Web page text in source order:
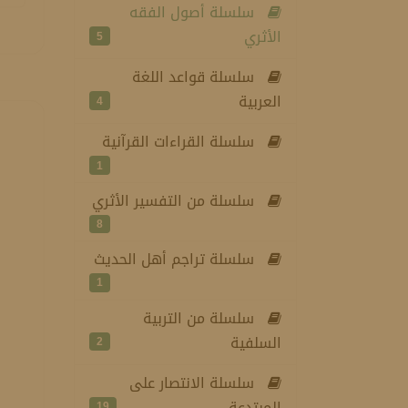
سلسلة أصول الفقه
الأثري
5
سلسلة قواعد اللغة
العربية
4
سلسلة القراءات القرآنية
1
سلسلة من التفسير الأثري
8
سلسلة تراجم أهل الحديث
1
سلسلة من التربية
السلفية
2
سلسلة الانتصار على